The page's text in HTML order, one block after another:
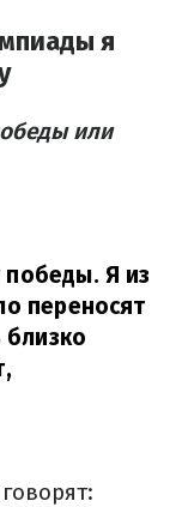
я
или
Я из
переносят
близко